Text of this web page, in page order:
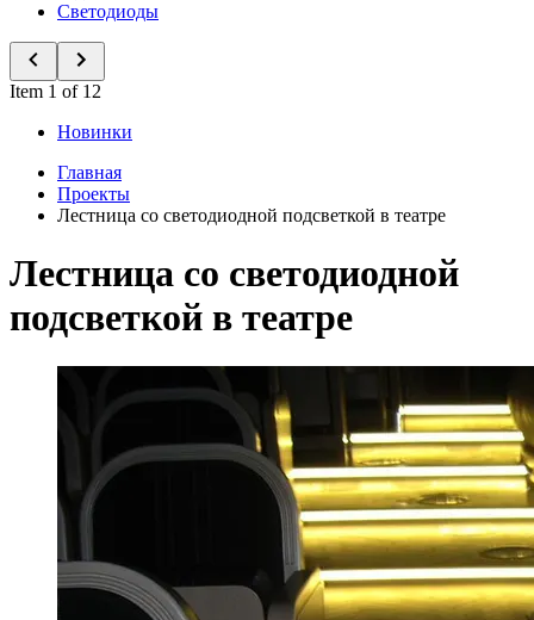
Светодиоды
Item 1 of 12
Новинки
Главная
Проекты
Лестница со светодиодной подсветкой в театре
Лестница со светодиодной
подсветкой в театре